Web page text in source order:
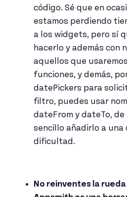
código. Sé que en
estamos perdiendo
a los widgets, pero sí
hacerlo y además con
aquellos que
funciones, y demás,
datePickers para
filtro, puedes usar
dateFrom y dateTo,
sencillo añadirlo a una
dificultad.
No reinventes la